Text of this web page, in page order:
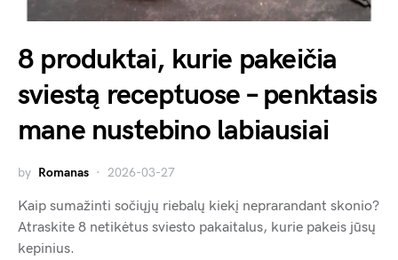
8 produktai, kurie pakeičia
sviestą receptuose – penktasis
mane nustebino labiausiai
by Romanas 2026-03-27
Kaip sumažinti sočiųjų riebalų kiekį neprarandant skonio?
Atraskite 8 netikėtus sviesto pakaitalus, kurie pakeis jūsų
kepinius.